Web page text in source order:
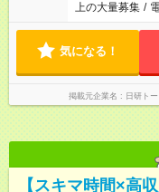
上の大量募集 /
気になる！
掲載元企業名 日研ト
【スキマ時間×高